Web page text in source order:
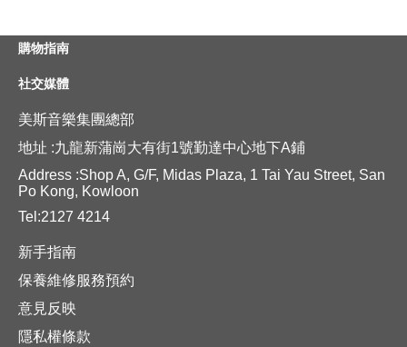
購物指南
社交媒體
美斯音樂集團總部
地址 :九龍新蒲崗大有街1號勤達中心地下A鋪
Address :Shop A, G/F, Midas Plaza, 1 Tai Yau Street, San
Po Kong, Kowloon
Tel:2127 4214
新手指南
保養維修服務預約
意見反映
隱私權條款